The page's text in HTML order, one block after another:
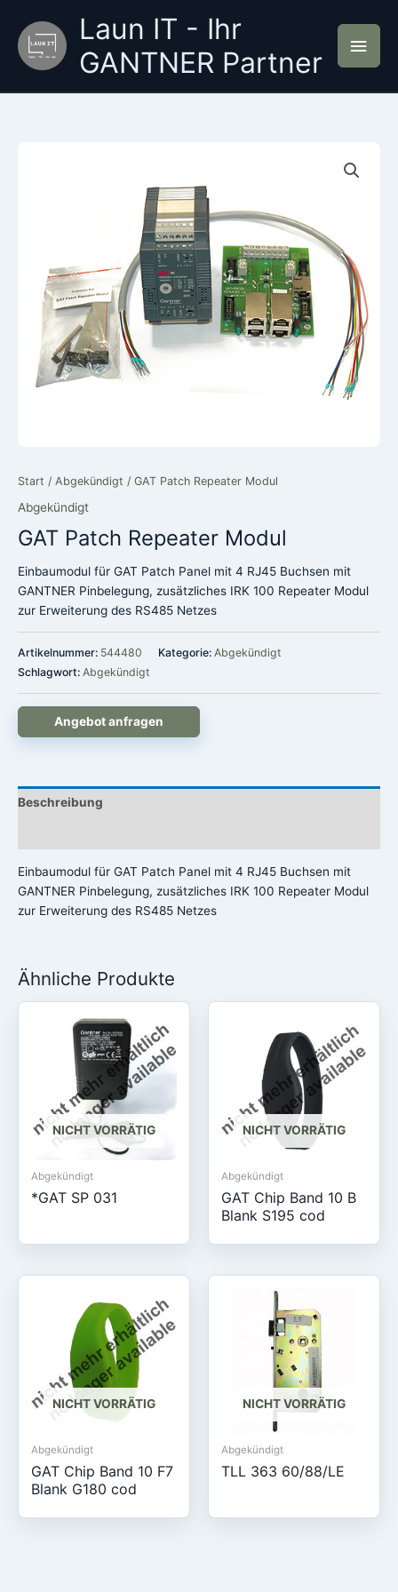
Inhalt
springen
Laun IT - Ihr
GANTNER Partner
Start / Abgekündigt / GAT Patch Repeater Modul
Abgekündigt
GAT Patch Repeater Modul
Einbaumodul für GAT Patch Panel mit 4 RJ45 Buchsen mit
GANTNER Pinbelegung, zusätzliches IRK 100 Repeater Modul
zur Erweiterung des RS485 Netzes
Artikelnummer: 544480 Kategorie: Abgekündigt
Schlagwort: Abgekündigt
Angebot anfragen
Beschreibung
Einbaumodul für GAT Patch Panel mit 4 RJ45 Buchsen mit
GANTNER Pinbelegung, zusätzliches IRK 100 Repeater Modul
zur Erweiterung des RS485 Netzes
Ähnliche Produkte
NICHT VORRÄTIG
Abgekündigt
*GAT SP 031
NICHT VORRÄTIG
Abgekündigt
GAT Chip Band 10 B
Blank S195 cod
NICHT VORRÄTIG
Abgekündigt
GAT Chip Band 10 F7
Blank G180 cod
NICHT VORRÄTIG
Abgekündigt
TLL 363 60/88/LE